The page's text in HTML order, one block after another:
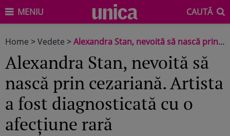
MENIU CAUTĂ
Home >Vedete >Alexandra Stan, nevoită să nască prin cezariană. Artista a fost diagnosticată cu o afecțiune rară
Alexandra Stan, nevoită să
nască prin cezariană. Artista
a fost diagnosticată cu o
afecțiune rară